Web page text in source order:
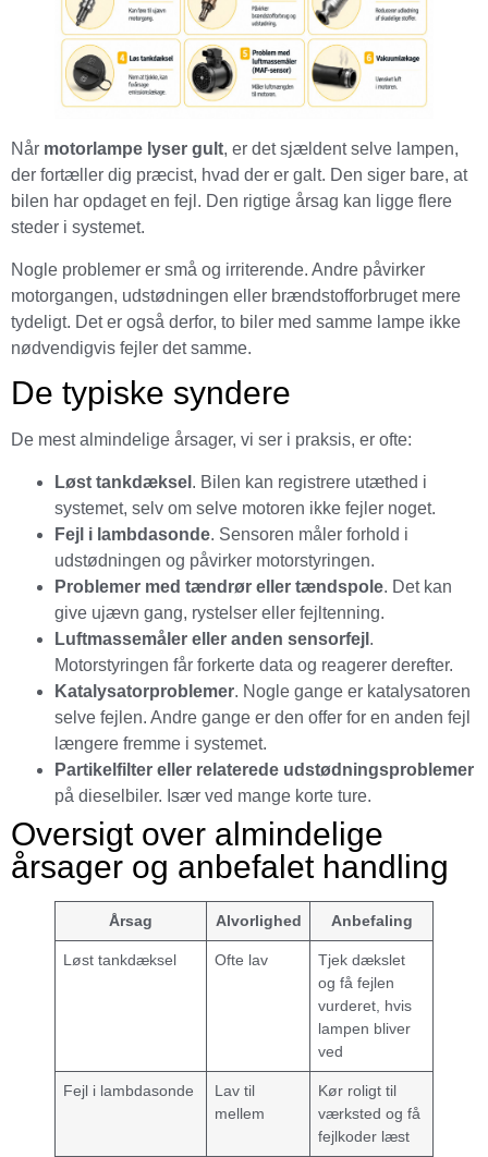
Når motorlampe lyser gult, er det sjældent selve lampen,
der fortæller dig præcist, hvad der er galt. Den siger bare, at
bilen har opdaget en fejl. Den rigtige årsag kan ligge flere
steder i systemet.
Nogle problemer er små og irriterende. Andre påvirker
motorgangen, udstødningen eller brændstofforbruget mere
tydeligt. Det er også derfor, to biler med samme lampe ikke
nødvendigvis fejler det samme.
De typiske syndere
De mest almindelige årsager, vi ser i praksis, er ofte:
Løst tankdæksel . Bilen kan registrere utæthed i
systemet, selv om selve motoren ikke fejler noget.
Fejl i lambdasonde. Sensoren måler forhold i
udstødningen og påvirker motorstyringen.
Problemer med tændrør eller tændspole. Det kan
give ujævn gang, rystelser eller fejltenning.
Luftmassemåler eller anden sensorfejl .
Motorstyringen får forkerte data og reagerer derefter.
Katalysatorproblemer. Nogle gange er katalysatoren
selve fejlen. Andre gange er den offer for en anden fejl
længere fremme i systemet.
Partikelfilter eller relaterede udstødningsproblemer
på dieselbiler. Især ved mange korte ture.
Oversigt over almindelige
årsager og anbefalet handling
Årsag Alvorlighed Anbefaling
Løst tankdæksel Ofte lav
Tjek dækslet
og få fejlen
vurderet, hvis
lampen bliver
ved
Fejl i lambdasonde
Lav til
mellem
Kør roligt til
værksted og få
fejlkoder læst